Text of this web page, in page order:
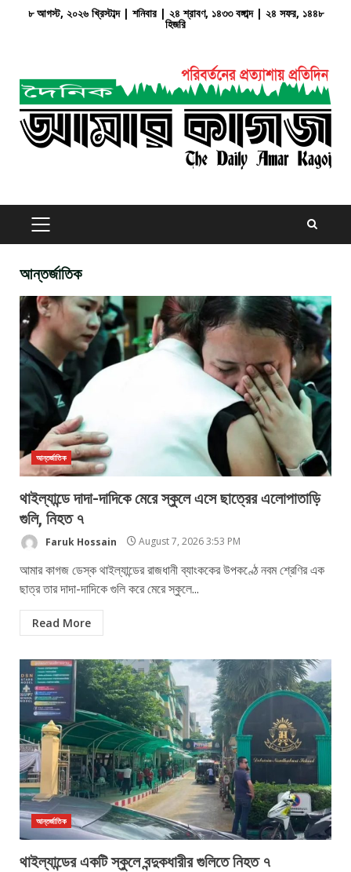
৮ আগস্ট, ২০২৬ খ্রিস্টাব্দ | শনিবার | ২৪ শ্রাবণ, ১৪৩৩ বঙ্গাব্দ | ২৪ সফর, ১৪৪৮
হিজরি
PRIMARY
MENU
আন্তর্জাতিক
আন্তর্জাতিক
থাইল্যান্ডে দাদা-দাদিকে মেরে স্কুলে এসে ছাত্রের এলোপাতাড়ি
গুলি, নিহত ৭
Faruk Hossain August 7, 2026 3:53 PM
আমার কাগজ ডেস্ক থাইল্যান্ডের রাজধানী ব্যাংককের উপকণ্ঠে নবম শ্রেণির এক
ছাত্র তার দাদা-দাদিকে গুলি করে মেরে স্কুলে...
Read More
আন্তর্জাতিক
থাইল্যান্ডের একটি স্কুলে বন্দুকধারীর গুলিতে নিহত ৭